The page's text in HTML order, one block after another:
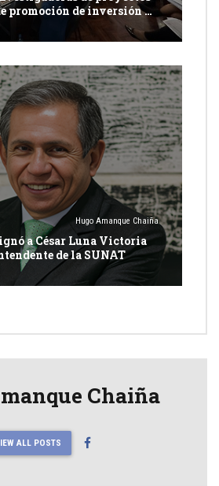
promoción de inversión y
Hugo Amanque Chaiña
a César Luna Victoria
de la SUNAT
Chaiña
ALL POSTS